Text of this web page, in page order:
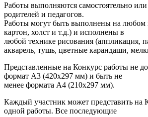
Работы выполняются самостоятельно
родителей и педагогов.
Работы могут быть выполнены на любом
картон, холст и т.д.) и исполнены в
любой технике рисования (аппликация,
акварель, тушь, цветные карандаши,
Представленные на Конкурс работы не
формат А3 (420х297 мм) и быть не
менее формата А4 (210х297 мм).
Каждый участник может представить на
одной работы. Все последующие